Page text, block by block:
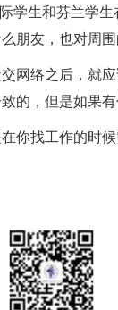
学生和芬兰学
朋友，也对周围
网络之后，就
的，但是如果
你找工作的时